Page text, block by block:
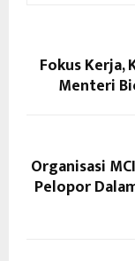
Fokus Kerja,
Menteri
Organisasi
Pelopor